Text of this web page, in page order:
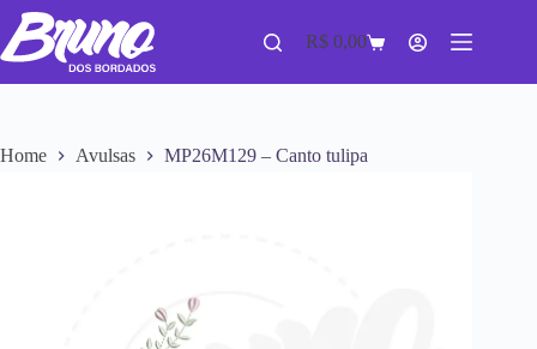
R$ 0,00
Home Avulsas MP26M129 – Canto tulipa